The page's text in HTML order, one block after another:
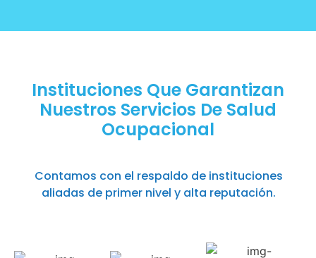
Instituciones Que Garantizan
Nuestros Servicios De Salud
Ocupacional
Contamos con el respaldo de instituciones
aliadas de primer nivel y alta reputación.